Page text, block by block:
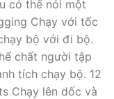
có thể nói một
Chạy với tốc
bộ với đi bộ.
chất người tập
tích chạy bộ. 12
Chạy lên dốc và